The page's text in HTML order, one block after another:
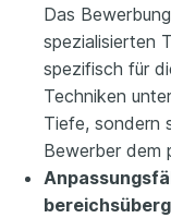
Das
spezialisierten
spezifisch für
Techniken
Tiefe, sondern
Bewerber dem